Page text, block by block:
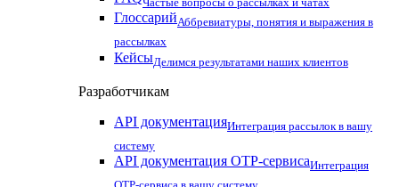
ГлоссарийАббревиатуры, понятия и выражения в
рассылках
КейсыДелимся результатами наших клиентов
Разработчикам
API документацияИнтеграция рассылок в вашу
систему
API документация OTP-сервисаИнтеграция